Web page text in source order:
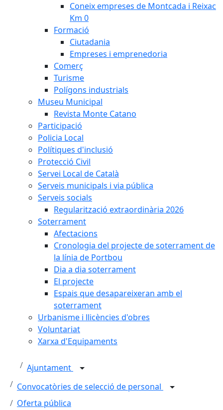
Coneix empreses de Montcada i Reixac
Km 0
Formació
Ciutadania
Empreses i emprenedoria
Comerç
Turisme
Polígons industrials
Museu Municipal
Revista Monte Catano
Participació
Policia Local
Polítiques d'inclusió
Protecció Civil
Servei Local de Català
Serveis municipals i via pública
Serveis socials
Regularització extraordinària 2026
Soterrament
Afectacions
Cronologia del projecte de soterrament de
la línia de Portbou
Dia a dia soterrament
El projecte
Espais que desapareixeran amb el
soterrament
Urbanisme i llicències d'obres
Voluntariat
Xarxa d'Equipaments
Ajuntament
Convocatòries de selecció de personal
Oferta pública